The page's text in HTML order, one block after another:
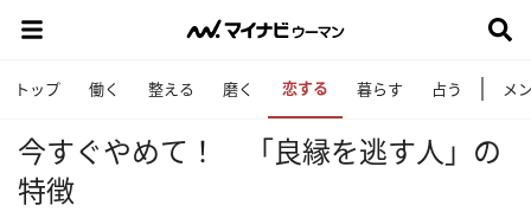
トップ 働く 整える 磨く 恋する 暮らす 占う メ
今すぐやめて！ 「良縁を逃す人」の
特徴